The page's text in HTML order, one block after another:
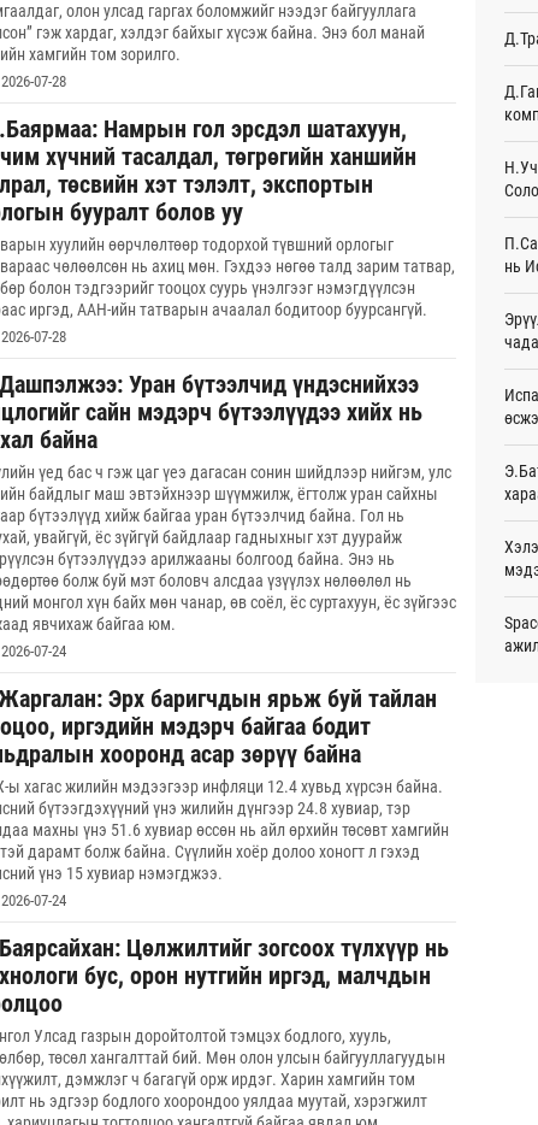
олон улсад гаргах боломжийг нээдэг байгууллага
гэж хардаг, хэлдэг байхыг хүсэж байна. Энэ бол манай
хамгийн том зорилго.
2026-07-28
Намрын гол эрсдэл шатахуун,
хүчний тасалдал, төгрөгийн ханшийн
төсвийн хэт тэлэлт, экспортын
бууралт болов уу
хуулийн өөрчлөлтөөр тодорхой түвшний орлогыг
чөлөөлсөн нь ахиц мөн. Гэхдээ нөгөө талд зарим татвар,
болон тэдгээрийг тооцох суурь үнэлгээг нэмэгдүүлсэн
иргэд, ААН-ийн татварын ачаалал бодитоор буурсангүй.
2026-07-28
Уран бүтээлчид үндэснийхээ
сайн мэдэрч бүтээлүүдээ хийх нь
байна
үед бас ч гэж цаг үеэ дагасан сонин шийдлээр нийгэм, улс
байдлыг маш эвтэйхнээр шүүмжилж, ёгтолж уран сайхны
бүтээлүүд хийж байгаа уран бүтээлчид байна. Гол нь
увайгүй, ёс зүйгүй байдлаар гадныхныг хэт дуурайж
бүтээлүүдээ арилжааны болгоод байна. Энэ нь
болж буй мэт боловч алсдаа үзүүлэх нөлөөлөл нь
монгол хүн байх мөн чанар, өв соёл, ёс суртахуун, ёс зүйгээс
явчихаж байгаа юм.
2026-07-24
Эрх баригчдын ярьж буй тайлан
иргэдийн мэдэрч байгаа бодит
хооронд асар зөрүү байна
ы хагас жилийн мэдээгээр инфляци 12.4 хувьд хүрсэн байна.
бүтээгдэхүүний үнэ жилийн дүнгээр 24.8 хувиар, тэр
махны үнэ 51.6 хувиар өссөн нь айл өрхийн төсөвт хамгийн
дарамт болж байна. Сүүлийн хоёр долоо хоногт л гэхэд
үнэ 15 хувиар нэмэгджээ.
2026-07-24
Цөлжилтийг зогсоох түлхүүр нь
бус, орон нутгийн иргэд, малчдын
Улсад газрын доройтолтой тэмцэх бодлого, хууль,
төсөл хангалттай бий. Мөн олон улсын байгууллагуудын
дэмжлэг ч багагүй орж ирдэг. Харин хамгийн том
нь эдгээр бодлого хоорондоо уялдаа муутай, хэрэгжилт
Энэ
АНУ-
нь